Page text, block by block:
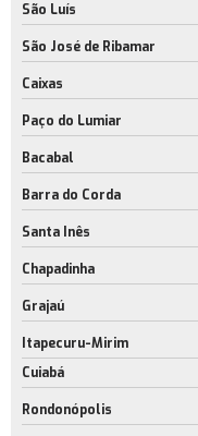
São Luís
São José de Ribamar
Caixas
Paço do Lumiar
Bacabal
Barra do Corda
Santa Inês
Chapadinha
Grajaú
Itapecuru-Mirim
Cuiabá
Rondonópolis